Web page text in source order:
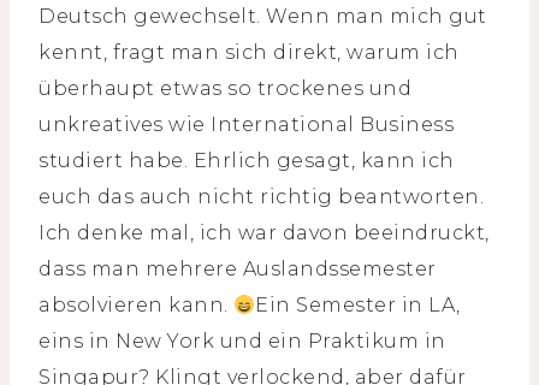
Deutsch gewechselt. Wenn man mich gut
kennt, fragt man sich direkt, warum ich
überhaupt etwas so trockenes und
unkreatives wie International Business
studiert habe. Ehrlich gesagt, kann ich
euch das auch nicht richtig beantworten.
Ich denke mal, ich war davon beeindruckt,
dass man mehrere Auslandssemester
absolvieren kann.
Ein Semester in LA,
eins in New York und ein Praktikum in
Singapur? Klingt verlockend, aber dafür